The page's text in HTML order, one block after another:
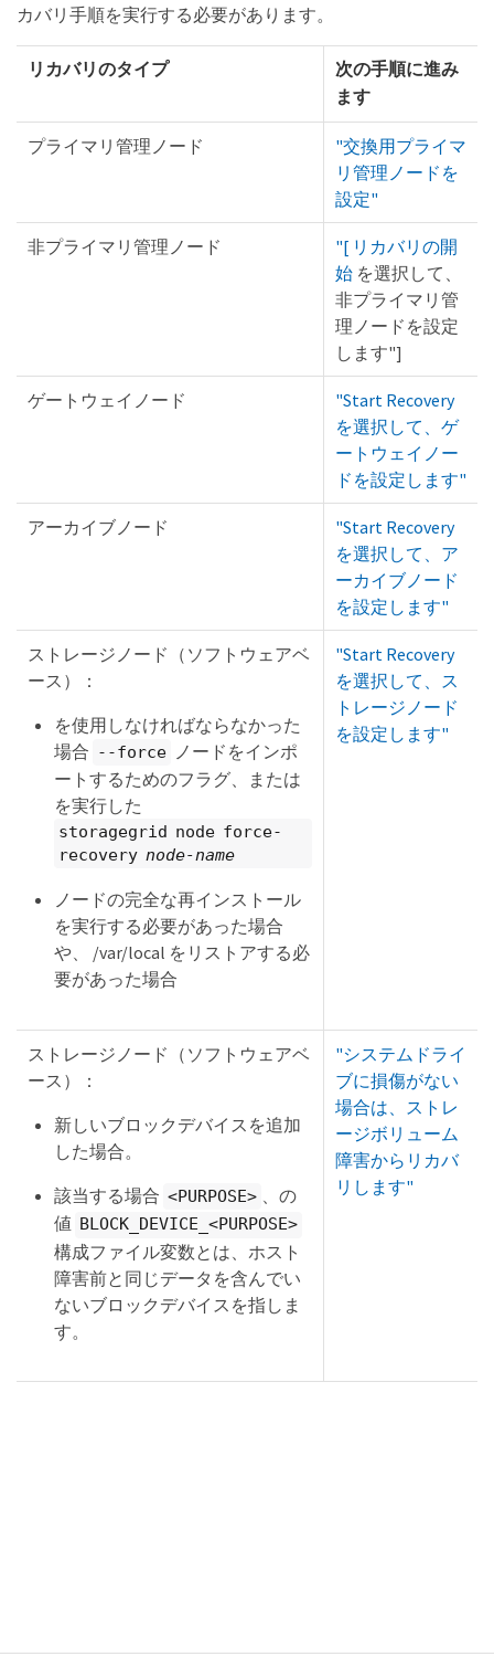
カバリ手順を実行する必要があります。
リカバリのタイプ
次の手順に進み
ます
プライマリ管理ノード
"交換用プライマ
リ管理ノードを
設定"
非プライマリ管理ノード
"[ リカバリの開
始 を選択して、
非プライマリ管
理ノードを設定
します"]
ゲートウェイノード
"Start Recovery
を選択して、ゲ
ートウェイノー
ドを設定します"
アーカイブノード
"Start Recovery
を選択して、ア
ーカイブノード
を設定します"
ストレージノード（ソフトウェアベ
ース）：
を使用しなければならなかった
場合 --force
ノードをインポ
ートするためのフラグ、または
を実行した
storagegrid node force-
recovery node-name
ノードの完全な再インストール
を実行する必要があった場合
や、 /var/local をリストアする必
要があった場合
"Start Recovery
を選択して、ス
トレージノード
を設定します"
ストレージノード（ソフトウェアベ
ース）：
新しいブロックデバイスを追加
した場合。
該当する場合 <PURPOSE>
、の
値 BLOCK_DEVICE_<PURPOSE>
構成ファイル変数とは、ホスト
障害前と同じデータを含んでい
ないブロックデバイスを指しま
す。
"システムドライ
ブに損傷がない
場合は、ストレ
ージボリューム
障害からリカバ
リします"